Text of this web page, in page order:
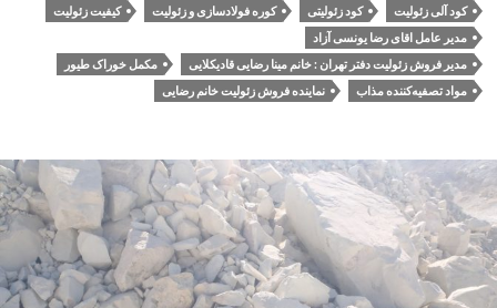
کود آلی زئولیت کود زئولیتی کوره فولادسازی و زئولیت
کیفیت زئولیت
مدیر عامل اقای رضا یونسی آزاد
مدیر فروش زئولیت دفتر تهران : خانم مینا رضایی قادیکلایی
مکمل خوراک طیور
مواد تصفیه‌کننده مذاب
نماینده فروش زئولیت خانم رضایی